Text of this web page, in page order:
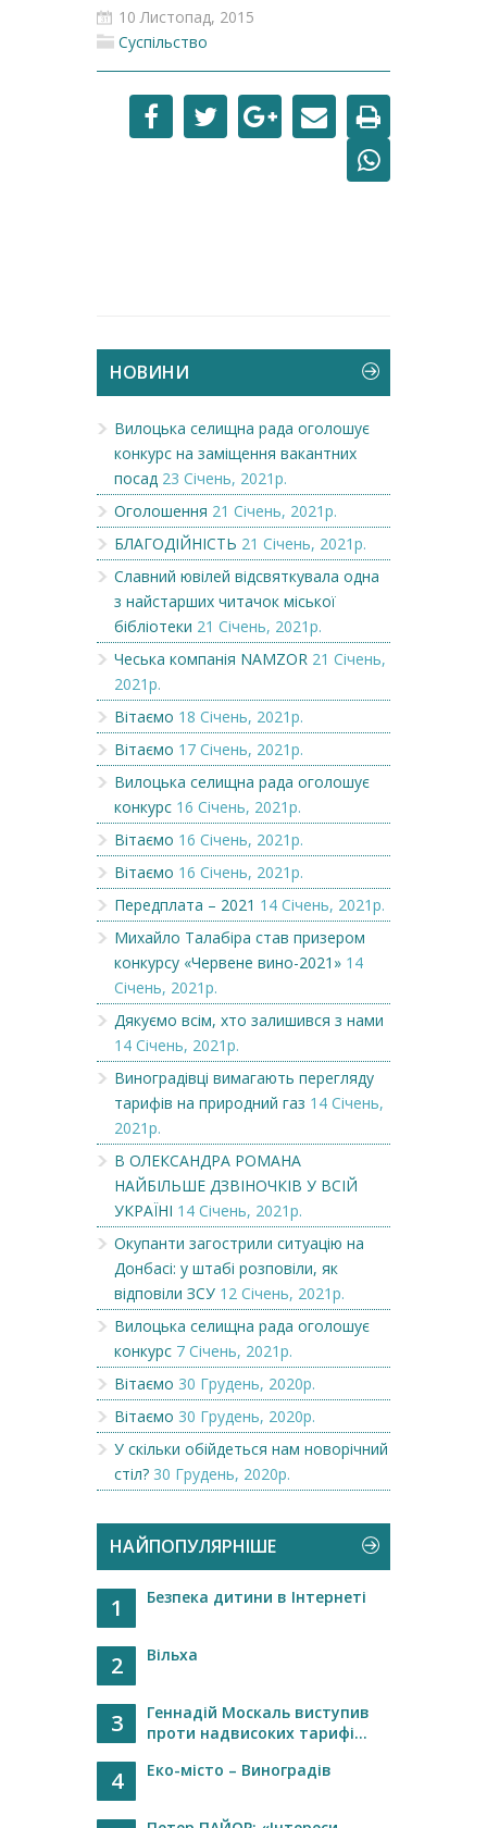
10 Листопад, 2015
Суспільство
НОВИНИ
Вилоцька селищна рада оголошує
конкурс на заміщення вакантних
посад 23 Січень, 2021р.
Оголошення 21 Січень, 2021р.
БЛАГОДІЙНІСТЬ 21 Січень, 2021р.
Славний ювілей відсвяткувала одна
з найстарших читачок міської
бібліотеки 21 Січень, 2021р.
Чеська компанія NAMZOR 21 Січень,
2021р.
Вітаємо 18 Січень, 2021р.
Вітаємо 17 Січень, 2021р.
Вилоцька селищна рада оголошує
конкурс 16 Січень, 2021р.
Вітаємо 16 Січень, 2021р.
Вітаємо 16 Січень, 2021р.
Передплата – 2021 14 Січень, 2021р.
Михайло Талабіра став призером
конкурсу «Червене вино-2021» 14
Січень, 2021р.
Дякуємо всім, хто залишився з нами
14 Січень, 2021р.
Виноградівці вимагають перегляду
тарифів на природний газ 14 Січень,
2021р.
В ОЛЕКСАНДРА РОМАНА
НАЙБІЛЬШЕ ДЗВІНОЧКІВ У ВСІЙ
УКРАЇНІ 14 Січень, 2021р.
Окупанти загострили ситуацію на
Донбасі: у штабі розповіли, як
відповіли ЗСУ 12 Січень, 2021р.
Вилоцька селищна рада оголошує
конкурс 7 Січень, 2021р.
Вітаємо 30 Грудень, 2020р.
Вітаємо 30 Грудень, 2020р.
У скільки обійдеться нам новорічний
стіл? 30 Грудень, 2020р.
НАЙПОПУЛЯРНІШЕ
1 Безпека дитини в Інтернеті
2 Вільха
3
Геннадій Москаль виступив
проти надвисоких тарифі...
4 Еко-місто – Виноградів